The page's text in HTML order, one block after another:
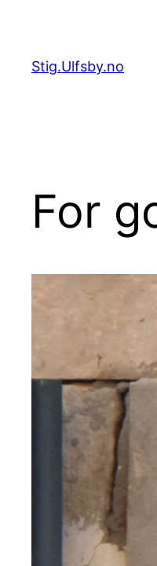
innhold
Stig.Ulfsby.no
For